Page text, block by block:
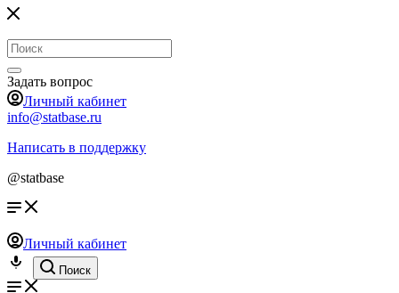
Задать вопрос
Личный кабинет
info@statbase.ru
Написать в поддержку
@statbase
Личный кабинет
Поиск